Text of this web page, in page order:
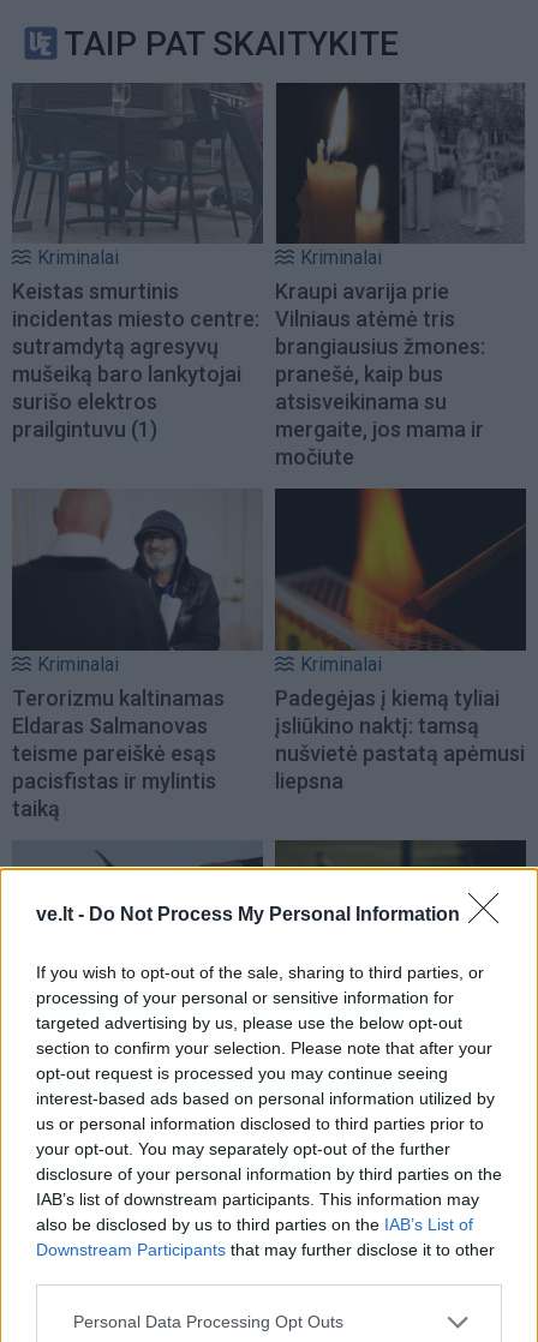
ve.lt - Do Not Process My Personal Information
If you wish to opt-out of the sale, sharing to third parties, or
processing of your personal or sensitive information for
targeted advertising by us, please use the below opt-out
section to confirm your selection. Please note that after your
opt-out request is processed you may continue seeing
interest-based ads based on personal information utilized by
us or personal information disclosed to third parties prior to
your opt-out. You may separately opt-out of the further
disclosure of your personal information by third parties on the
IAB’s list of downstream participants. This information may
also be disclosed by us to third parties on the IAB’s List of
Downstream Participants that may further disclose it to other
Personal Data Processing Opt Outs
TAIP PAT SKAITYKITE
Kriminalai
Keistas smurtinis
incidentas miesto centre:
sutramdytą agresyvų
mušeiką baro lankytojai
surišo elektros
prailgintuvu (1)
Kriminalai
Kraupi avarija prie
Vilniaus atėmė tris
brangiausius žmones:
pranešė, kaip bus
atsisveikinama su
mergaite, jos mama ir
močiute
Kriminalai
Terorizmu kaltinamas
Eldaras Salmanovas
teisme pareiškė esąs
pacisfistas ir mylintis
taiką
Kriminalai
Padegėjas į kiemą tyliai
įsliūkino naktį: tamsą
nušvietė pastatą apėmusi
liepsna
Kriminalai
Muitininko Dulaičio
pasekėjas nušovė gandrą
(2)
Kriminalai
Pamiršo, kad namai jau
priklauso kitiems:
nostalgija daiktams
privertė griebtis smurto